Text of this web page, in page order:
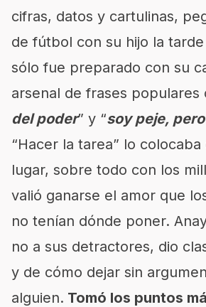
cifras, datos y cartulinas,
de fútbol con su hijo la
sólo fue preparado con su
arsenal de frases populares
del poder” y “soy peje,
“Hacer la tarea” lo
lugar, sobre todo con los
valió ganarse el amor que
no tenían dónde poner.
no a sus detractores, dio
y de cómo dejar sin
alguien. Tomó los puntos